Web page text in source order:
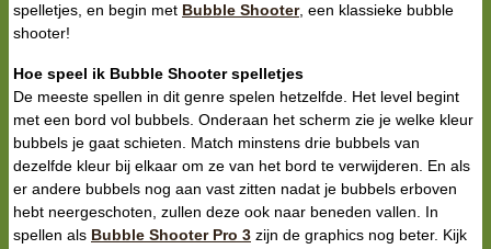
spelletjes, en begin met Bubble Shooter, een klassieke bubble
shooter!
Hoe speel ik Bubble Shooter spelletjes
De meeste spellen in dit genre spelen hetzelfde. Het level begint
met een bord vol bubbels. Onderaan het scherm zie je welke kleur
bubbels je gaat schieten. Match minstens drie bubbels van
dezelfde kleur bij elkaar om ze van het bord te verwijderen. En als
er andere bubbels nog aan vast zitten nadat je bubbels erboven
hebt neergeschoten, zullen deze ook naar beneden vallen. In
spellen als Bubble Shooter Pro 3 zijn de graphics nog beter. Kijk